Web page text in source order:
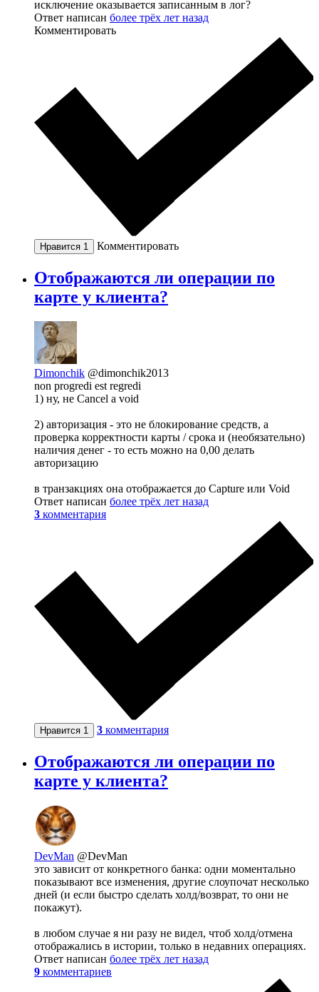
исключение оказывается записанным в лог?
Ответ написан более трёх лет назад
Комментировать
Нравится 1 Комментировать
Отображаются ли операции по
карте у клиента?
Dimonchik @dimonchik2013
non progredi est regredi
1) ну, не Cancel а void
2) авторизация - это не блокирование средств, а
проверка корректности карты / срока и (необязательно)
наличия денег - то есть можно на 0,00 делать
авторизацию
в транзакциях она отображается до Capture или Void
Ответ написан более трёх лет назад
3 комментария
Нравится 1 3 комментария
Отображаются ли операции по
карте у клиента?
DevMan @DevMan
это зависит от конкретного банка: одни моментально
показывают все изменения, другие слоупочат несколько
дней (и если быстро сделать холд/возврат, то они не
покажут).
в любом случае я ни разу не видел, чтоб холд/отмена
отображались в истории, только в недавних операциях.
Ответ написан более трёх лет назад
9 комментариев